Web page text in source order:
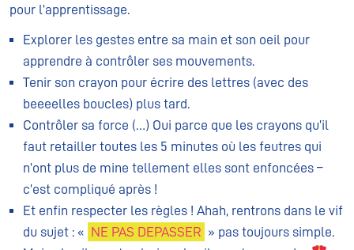
pour l’apprentissage.
Explorer les gestes entre sa main et son oeil pour
apprendre à contrôler ses mouvements.
Tenir son crayon pour écrire des lettres (avec des
beeeelles boucles) plus tard.
Contrôler sa force (…) Oui parce que les crayons qu’il
faut retailler toutes les 5 minutes où les feutres qui
n’ont plus de mine tellement elles sont enfoncées –
c’est compliqué après !
Et enfin respecter les règles ! Ahah, rentrons dans le vif
du sujet : « NE PAS DEPASSER » pas toujours simple.